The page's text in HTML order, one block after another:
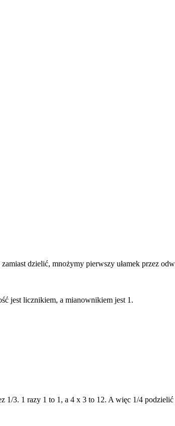
dzielić, mnożymy pierwszy ułamek przez
jest licznikiem, a mianownikiem jest 1.
1/3. 1 razy 1 to 1, a 4 x 3 to 12. A więc 1/4 podzielić